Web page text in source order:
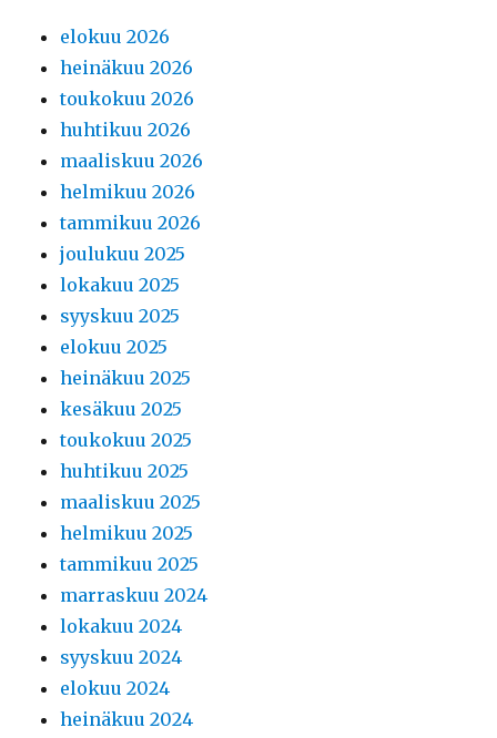
elokuu 2026
heinäkuu 2026
toukokuu 2026
huhtikuu 2026
maaliskuu 2026
helmikuu 2026
tammikuu 2026
joulukuu 2025
lokakuu 2025
syyskuu 2025
elokuu 2025
heinäkuu 2025
kesäkuu 2025
toukokuu 2025
huhtikuu 2025
maaliskuu 2025
helmikuu 2025
tammikuu 2025
marraskuu 2024
lokakuu 2024
syyskuu 2024
elokuu 2024
heinäkuu 2024